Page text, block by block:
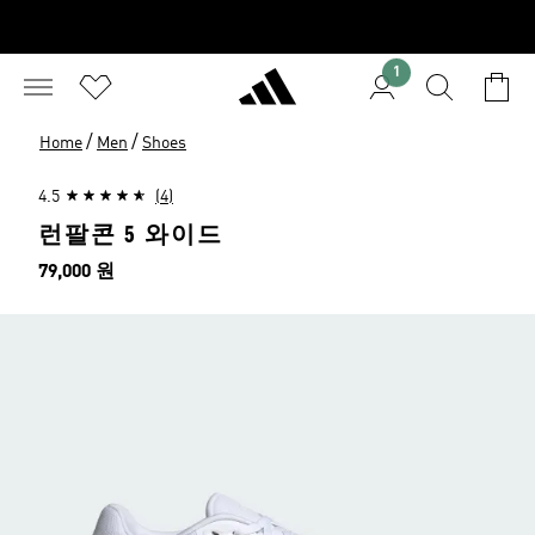
1
Home / Men / Shoes
4.5 (4)
런팔콘 5 와이드
가격
79,000 원